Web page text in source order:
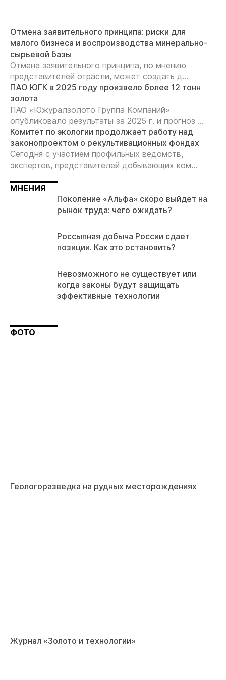
Отмена заявительного принципа: риски для
малого бизнеса и воспроизводства минерально-
сырьевой базы
Отмена заявительного принципа, по мнению
представителей отрасли, может создать д...
ПАО ЮГК в 2025 году произвело более 12 тонн
золота
ПАО «Южуралзолото Группа Компаний»
опубликовало результаты за 2025 г. и прогноз ...
Комитет по экологии продолжает работу над
законопроектом о рекультивационных фондах
Сегодня с участием профильных ведомств,
экспертов, представителей добывающих ком...
МНЕНИЯ
Поколение «Альфа» скоро выйдет на
рынок труда: чего ожидать?
Россыпная добыча России сдает
позиции. Как это остановить?
Невозможного не существует или
когда законы будут защищать
эффективные технологии
ФОТО
Геологоразведка на рудных месторождениях
Журнал «Золото и технологии»